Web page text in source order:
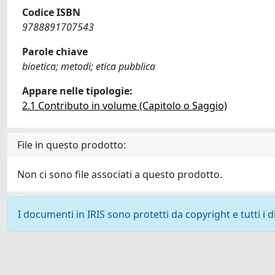
Codice ISBN
9788891707543
Parole chiave
bioetica; metodi; etica pubblica
Appare nelle tipologie:
2.1 Contributo in volume (Capitolo o Saggio)
File in questo prodotto:
Non ci sono file associati a questo prodotto.
I documenti in IRIS sono protetti da copyright e tutti i